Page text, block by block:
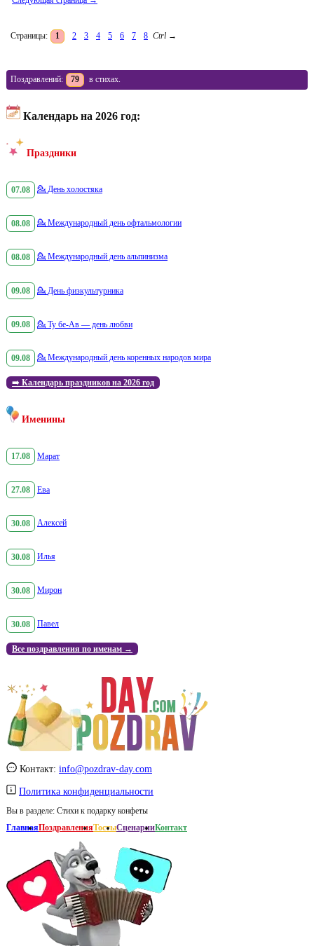
Страницы: 1 2 3 4 5 6 7 8 Ctrl →
Поздравлений: 79 в стихах.
Календарь на 2026 год:
Праздники
07.08 💁 День холостяка
08.08 💁 Международный день офтальмологии
08.08 💁 Международный день альпинизма
09.08 💁 День физкультурника
09.08 💁 Ту бе-Ав — день любви
09.08 💁 Международный день коренных народов мира
➡️ Календарь праздников на 2026 год
Именины
17.08 Марат
27.08 Ева
30.08 Алексей
30.08 Илья
30.08 Мирон
30.08 Павел
Все поздравления по именам →
Контакт: info@pozdrav-day.com
Политика конфиденциальности
Вы в разделе: Стихи к подарку конфеты
ГлавнаяПоздравленияТостыСценарииКонтакт